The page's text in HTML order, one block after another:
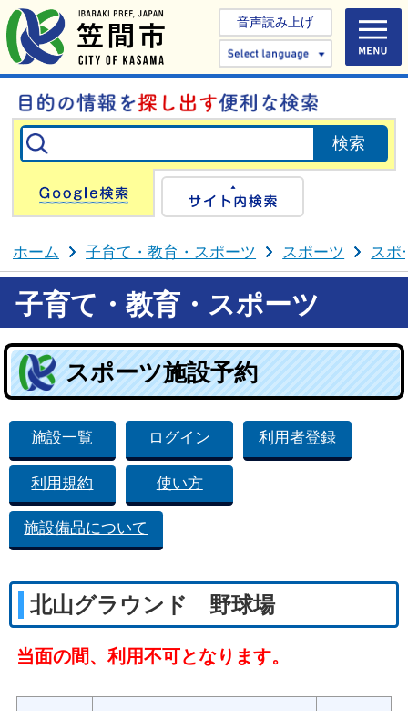
音声読み上げ
Select
Google検索
ホーム 子育て・教育・スポーツ スポーツ スポ
子育て・教育・スポーツ
スポーツ施設予約
施設一覧 ログイン 利用者登録
利用規約 使い方
施設備品について
北山グラウンド 野球場
当面の間、利用不可となります。